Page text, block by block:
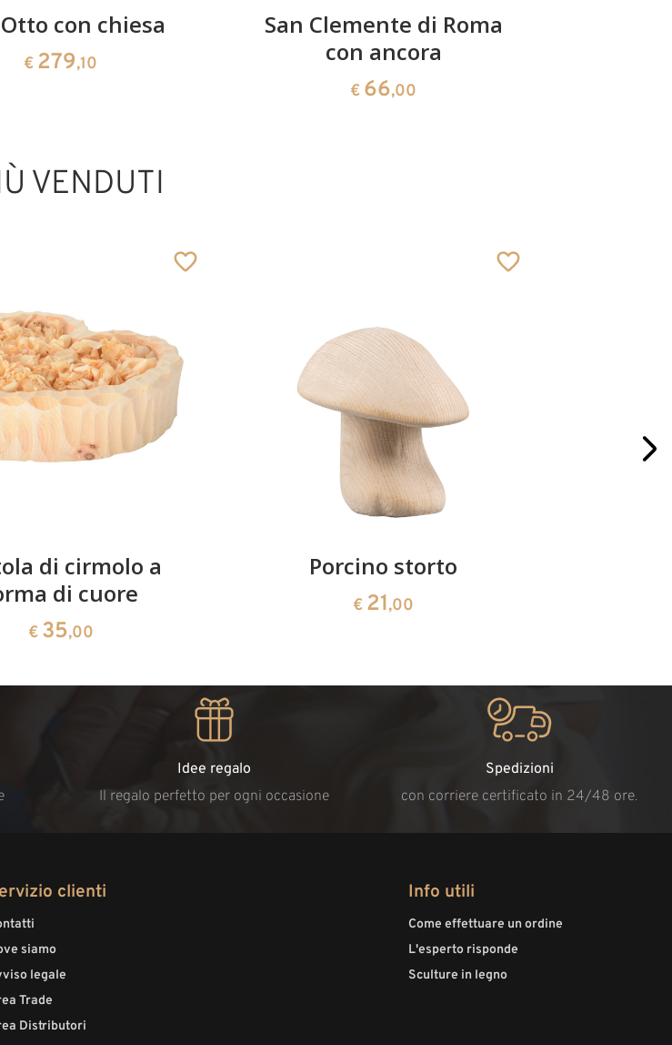
con chiesa
€ 279,10
San Clemente di Roma
con ancora
€ 66,00
VENDUTI
di cirmolo a
di cuore
€ 35,00
Porcino storto
€ 21,00
Idee regalo
Il regalo perfetto per ogni occasione
Spedizioni
con corriere certificato in 24/48 ore.
clienti
siamo
legale
Trade
Distributori
Info utili
Come effettuare un ordine
L'esperto risponde
Sculture in legno